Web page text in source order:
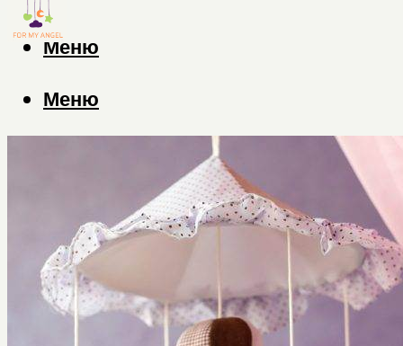
Меню
Меню